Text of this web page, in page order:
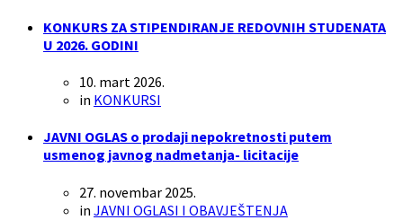
KONKURS ZA STIPENDIRANJE REDOVNIH STUDENATA
U 2026. GODINI
10. mart 2026.
in KONKURSI
JAVNI OGLAS o prodaji nepokretnosti putem
usmenog javnog nadmetanja- licitacije
27. novembar 2025.
in JAVNI OGLASI I OBAVJEŠTENJA